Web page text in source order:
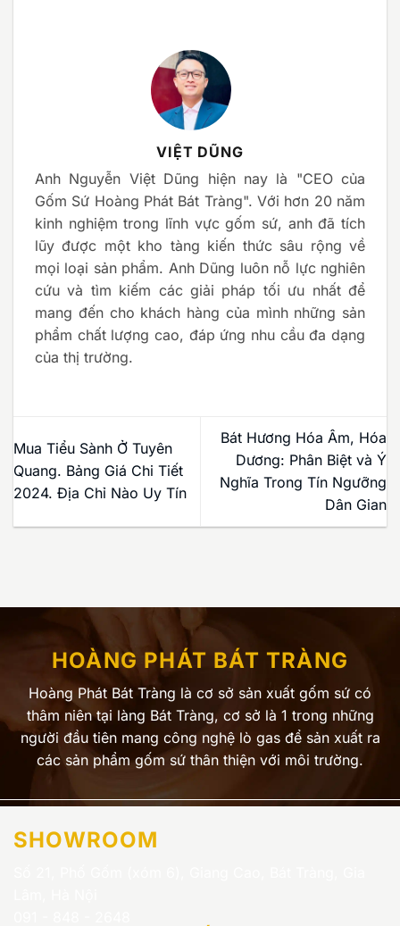
VIỆT DŨNG
Anh Nguyễn Việt Dũng hiện nay là "CEO của
Gốm Sứ Hoàng Phát Bát Tràng". Với hơn 20 năm
kinh nghiệm trong lĩnh vực gốm sứ, anh đã tích
lũy được một kho tàng kiến thức sâu rộng về
mọi loại sản phẩm. Anh Dũng luôn nỗ lực nghiên
cứu và tìm kiếm các giải pháp tối ưu nhất để
mang đến cho khách hàng của mình những sản
phẩm chất lượng cao, đáp ứng nhu cầu đa dạng
của thị trường.
Mua Tiểu Sành Ở Tuyên
Quang. Bảng Giá Chi Tiết
2024. Địa Chỉ Nào Uy Tín
Bát Hương Hóa Âm, Hóa
Dương: Phân Biệt và Ý
Nghĩa Trong Tín Ngưỡng
Dân Gian
HOÀNG PHÁT BÁT TRÀNG
Hoàng Phát Bát Tràng là cơ sở sản xuất gốm sứ có
thâm niên tại làng Bát Tràng, cơ sở là 1 trong những
người đầu tiên mang công nghệ lò gas để sản xuất ra
các sản phẩm gốm sứ thân thiện với môi trường.
SHOWROOM